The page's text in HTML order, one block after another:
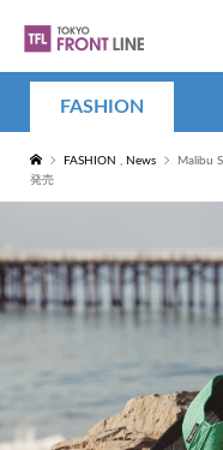
FASHION
FASHION , News
Malibu
発売